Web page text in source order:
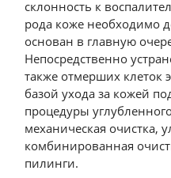
склонность к
рода коже необходимо
основан в главную
Непосредственно
также отмерших клеток
базой ухода за кожей
процедуры
механическая очистка,
комбинированная
пилинги.